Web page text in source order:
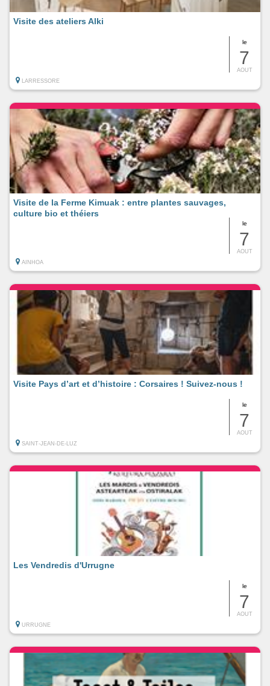
le
7
AOUT
Visite des ateliers Alki
LARRESSORE
le
7
AOUT
Visite de la Ferme Kimuak : entre plantes sauvages,
culture bio et théiers
AINHOA
le
7
AOUT
Visite Pays d’art et d’histoire : Corsaires ! Suivez-nous !
SAINT-JEAN-DE-LUZ
le
7
AOUT
Les Vendredis d'Urrugne
URRUGNE